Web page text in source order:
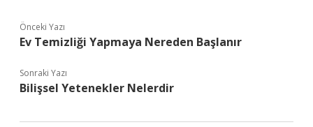
Önceki Yazı
Ev Temizliği Yapmaya Nereden Başlanır
Sonraki Yazı
Bilişsel Yetenekler Nelerdir